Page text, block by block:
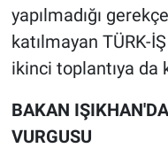
yapılmadığı
katılmayan TÜRK-
ikinci toplantıya da
BAKAN
VURGUSU